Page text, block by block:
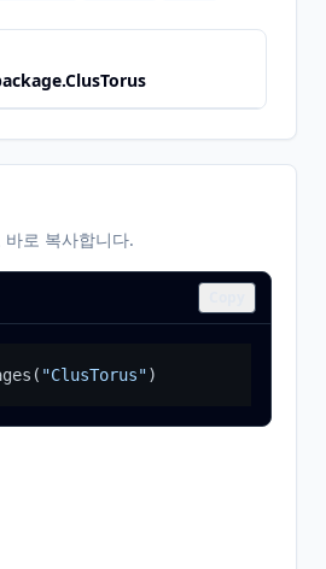
로 복사합니다.
( "ClusTorus")